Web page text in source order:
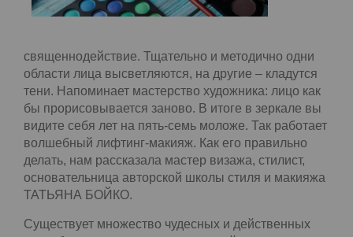
похоже на священнодействие. Тщательно и
методично одни области лица высветляются, на
другие – кладутся тени. Напоминает мастерство
художника: лицо как бы прорисовывается заново.
В итоге в зеркале вы видите себя лет на пять-
семь моложе. Так работает волшебный лифтинг-
макияж. Как его правильно делать, нам
рассказала мастер визажа, стилист,
основательница авторской школы стиля и